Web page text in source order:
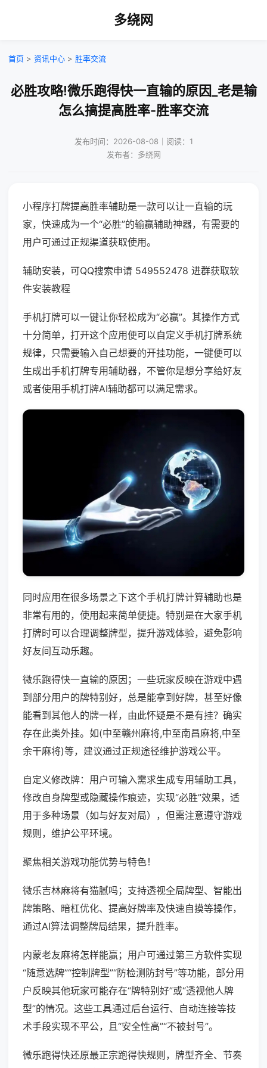
多绕网
首页 > 资讯中心 > 胜率交流
必胜攻略!微乐跑得快一直输的原因_老是输
怎么搞提高胜率-胜率交流
发布时间：2026-08-08｜阅读：1
发布者：多绕网
小程序打牌提高胜率辅助是一款可以让一直输的玩
家，快速成为一个“必胜”的输赢辅助神器，有需要的
用户可通过正规渠道获取使用。
辅助安装，可QQ搜索申请 549552478 进群获取软
件安装教程
手机打牌可以一键让你轻松成为“必赢”。其操作方式
十分简单，打开这个应用便可以自定义手机打牌系统
规律，只需要输入自己想要的开挂功能，一键便可以
生成出手机打牌专用辅助器，不管你是想分享给好友
或者使用手机打牌AI辅助都可以满足需求。
同时应用在很多场景之下这个手机打牌计算辅助也是
非常有用的，使用起来简单便捷。特别是在大家手机
打牌时可以合理调整牌型，提升游戏体验，避免影响
好友间互动乐趣。
微乐跑得快一直输的原因；一些玩家反映在游戏中遇
到部分用户的牌特别好，总是能拿到好牌，甚至好像
能看到其他人的牌一样，由此怀疑是不是有挂？确实
存在此类外挂。如(中至赣州麻将,中至南昌麻将,中至
余干麻将)等，建议通过正规途径维护游戏公平。
自定义修改牌：用户可输入需求生成专用辅助工具，
修改自身牌型或隐藏操作痕迹，实现“必胜”效果，适
用于多种场景（如与好友对局），但需注意遵守游戏
规则，维护公平环境。
聚焦相关游戏功能优势与特色！
微乐吉林麻将有猫腻吗；支持透视全局牌型、智能出
牌策略、暗杠优化、提高好牌率及快速自摸等操作，
通过AI算法调整牌局结果，提升胜率。
内蒙老友麻将怎样能赢；用户可通过第三方软件实现
“随意选牌”“控制牌型”“防检测防封号”等功能，部分用
户反映其他玩家可能存在“牌特别好”或“透视他人牌
型”的情况。这些工具通过后台运行、自动连接等技
术手段实现不平公，且“安全性高”“不被封号”。
微乐跑得快还原最正宗跑得快规则，牌型齐全、节奏